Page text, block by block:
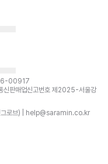
86-00917
신판매업신고번호 제2025-서울강
그로브) | help@saramin.co.kr